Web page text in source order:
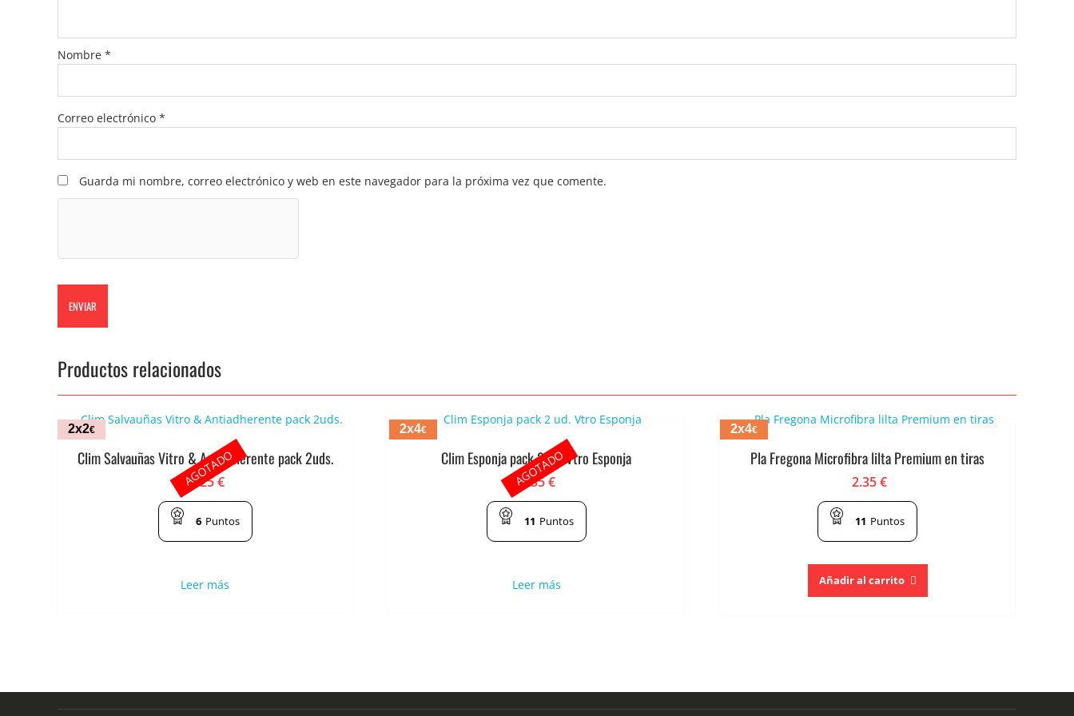
Nombre *
Correo electrónico *
Guarda mi nombre, correo electrónico y web en este navegador para la próxima vez que comente.
Productos relacionados
2x2€
Clim Salvauñas Vitro & Antiadherente pack 2uds.
1.25€
6 Puntos
Leer más
AGOTADO
2x4€
Clim Esponja pack 2 ud. Vtro Esponja
2.35€
11 Puntos
Leer más
AGOTADO
2x4€
Pla Fregona Microfibra lilta Premium en tiras
2.35€
11 Puntos
Añadir al carrito